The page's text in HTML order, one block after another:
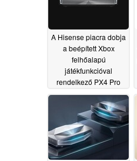
A Hisense piacra dobja
a beépített Xbox
felhőalapú
játékfunkcióval
rendelkező PX4 Pro
TriChroma projektort
08/05/2026